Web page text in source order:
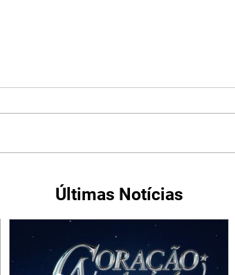
Últimas Notícias